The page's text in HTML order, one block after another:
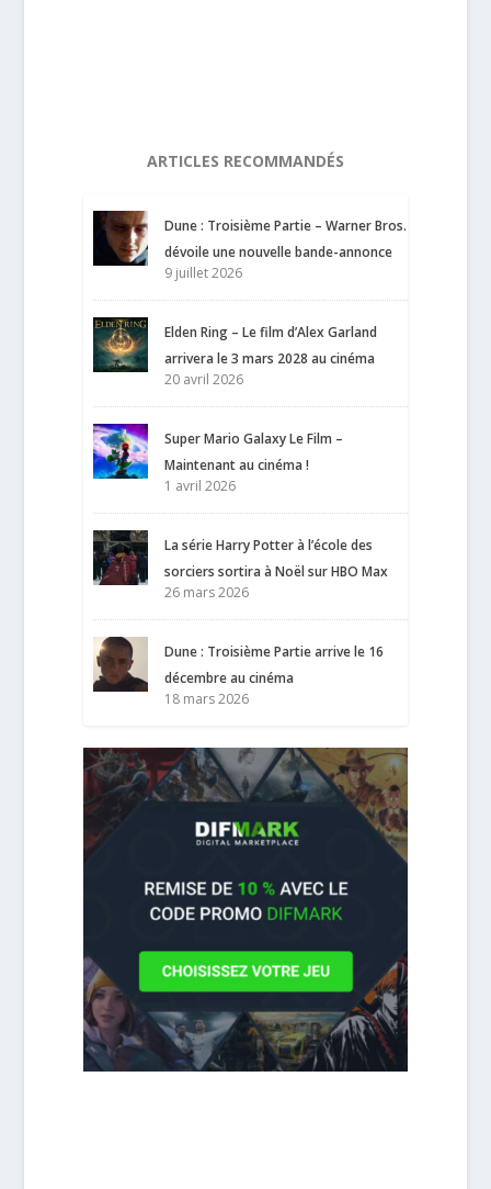
ARTICLES RECOMMANDÉS
Dune : Troisième Partie – Warner Bros.
dévoile une nouvelle bande-annonce
9 juillet 2026
Elden Ring – Le film d’Alex Garland
arrivera le 3 mars 2028 au cinéma
20 avril 2026
Super Mario Galaxy Le Film –
Maintenant au cinéma !
1 avril 2026
La série Harry Potter à l’école des
sorciers sortira à Noël sur HBO Max
26 mars 2026
Dune : Troisième Partie arrive le 16
décembre au cinéma
18 mars 2026